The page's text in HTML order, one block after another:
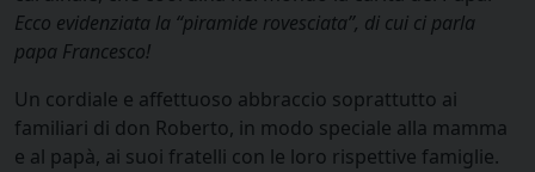
Ecco evidenziata la “piramide rovesciata”, di cui ci parla
papa Francesco!
Un cordiale e affettuoso abbraccio soprattutto ai
familiari di don Roberto, in modo speciale alla mamma
e al papà, ai suoi fratelli con le loro rispettive famiglie.